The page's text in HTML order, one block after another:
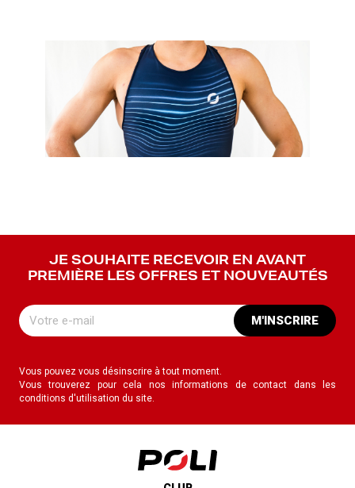
JE SOUHAITE RECEVOIR EN AVANT
PREMIÈRE LES OFFRES ET NOUVEAUTÉS
M'INSCRIRE
Vous pouvez vous désinscrire à tout moment.
Vous trouverez pour cela nos informations de contact dans les
conditions d'utilisation du site.